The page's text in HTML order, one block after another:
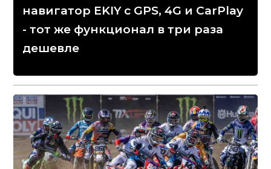
навигатор EKIY с GPS, 4G и CarPlay
- тот же функционал в три раза
дешевле